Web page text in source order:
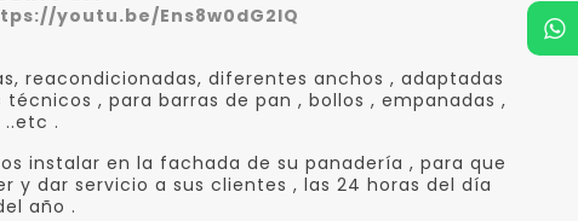
youtu.be/Ens8w0dG2IQ
reacondicionadas, diferentes anchos , adaptadas
técnicos , para barras de pan , bollos , empanadas ,
.
instalar en la fachada de su panadería , para que
y dar servicio a sus clientes , las 24 horas del día
año .